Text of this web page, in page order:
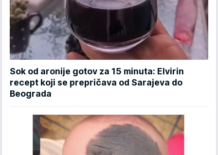
Sok od aronije gotov za 15 minuta: Elvirin
recept koji se prepričava od Sarajeva do
Beograda